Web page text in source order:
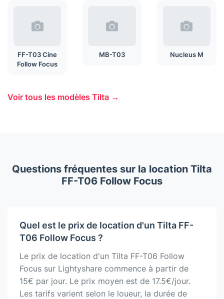
FF-T03 Cine
Follow Focus
MB-T03 Nucleus M
Voir tous les modèles Tilta →
Questions fréquentes sur la location Tilta
FF-T06 Follow Focus
Quel est le prix de location d'un Tilta FF-
T06 Follow Focus ?
Le prix de location d'un Tilta FF-T06 Follow
Focus sur Lightyshare commence à partir de
15€ par jour. Le prix moyen est de 17.5€/jour.
Les tarifs varient selon le loueur, la durée de